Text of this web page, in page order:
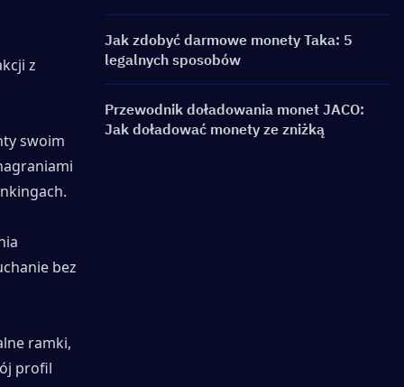
z
swoim
bez
ramki,
profil
alternatywy
Jak zdobyć darmowe monety Taka: 5
legalnych sposobów
Przewodnik doładowania monet JACO:
Jak doładować monety ze zniżką